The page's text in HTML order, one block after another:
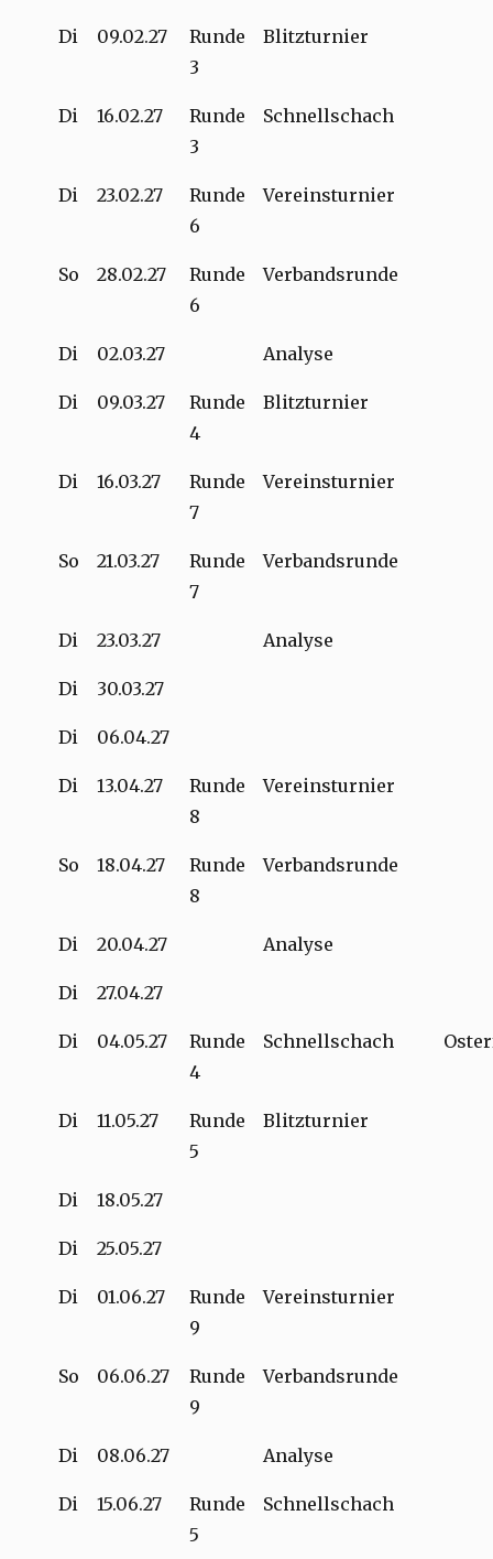
Di 09.02.27
Runde
3
Blitzturnier
Di 16.02.27
Runde
3
Schnellschach
Di 23.02.27
Runde
6
Vereinsturnier
So 28.02.27
Runde
6
Verbandsrunde
Di 02.03.27 Analyse
Di 09.03.27
Runde
4
Blitzturnier
Di 16.03.27
Runde
7
Vereinsturnier
So 21.03.27
Runde
7
Verbandsrunde
Di 23.03.27 Analyse
Di 30.03.27
Di 06.04.27
Di 13.04.27
Runde
8
Vereinsturnier
So 18.04.27
Runde
8
Verbandsrunde
Di 20.04.27 Analyse
Di 27.04.27
Di 04.05.27
Runde
4
Schnellschach
Di 11.05.27
Runde
5
Blitzturnier
Di 18.05.27
Di 25.05.27
Di 01.06.27
Runde
9
Vereinsturnier
So 06.06.27
Runde
9
Verbandsrunde
Di 08.06.27 Analyse
Di 15.06.27
Runde
5
Schnellschach